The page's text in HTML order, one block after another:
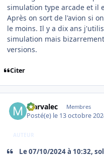
simulation type arcade et il
Après on sort de l'avion si
le moins. Il y a dix ans
simulation mais
versions.
Citer
Marvalec Membres
Posté(e) le 13 octobre
AUTEUR
Le 07/10/2024 à 10:32,